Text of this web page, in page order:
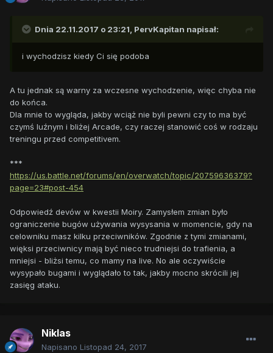
Dnia 22.11.2017 o 23:21, PervKapitan napisał:
i wychodzisz kiedy Ci się podoba
A tu jednak są warny za wczesne wychodzenie, więc chyba nie
do końca.
Dla mnie to wygląda, jakby wciąż nie byli pewni czy to ma być
czymś luźnym i bliżej Arcade, czy raczej stanowić coś w rodzaju
treningu przed competitivem.
***
https://us.battle.net/forums/en/overwatch/topic/20759636379?
page=23#post-454
Odpowiedź devów w kwestii Moiry. Zamysłem zmian było
ograniczenie bugów używania wysysania w momencie, gdy na
celowniku masz kilku przeciwników. Zgodnie z tymi zmianami,
więksi przeciwnicy mają być nieco trudniejsi do trafienia, a
mniejsi - bliżsi temu, co mamy na live. No ale oczywiście
wysypało bugami i wyglądało to tak, jakby mocno skrócili jej
zasięg ataku.
Niklas
Napisano Listopad 24, 2017